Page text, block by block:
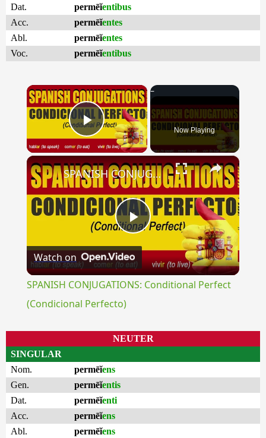
Dat.
permēĭentibus
Acc.
permēĭentes
Abl.
permēĭentes
Voc.
permēĭentibus
×
Play Video Now Playing
×
Play
Video
SPANISH CONJUGATIONS: Conditional Perfect (Condicional Perfecto)
Watch on
SPANISH CONJUGATIONS: Conditional Perfect
(Condicional Perfecto)
NEUTER
SINGULAR
Nom.
permēĭens
Gen.
permēĭentis
Dat.
permēĭenti
Acc.
permēĭens
Abl.
permēĭens